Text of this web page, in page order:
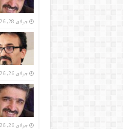
جولای 28, 2026
جولای 26, 2026
جولای 26, 2026